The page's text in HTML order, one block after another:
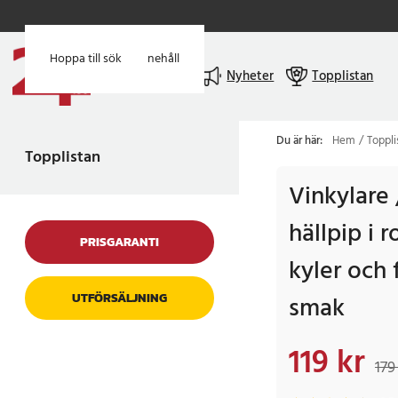
Hoppa till huvudinnehåll
Hoppa till sök
Nyheter Topplistan
Topplistan
PRISGARANTI
UTFÖRSÄLJNING
Du är här: Hem
hällpip i
kyler
smak
Nuvarande pris
119 kr